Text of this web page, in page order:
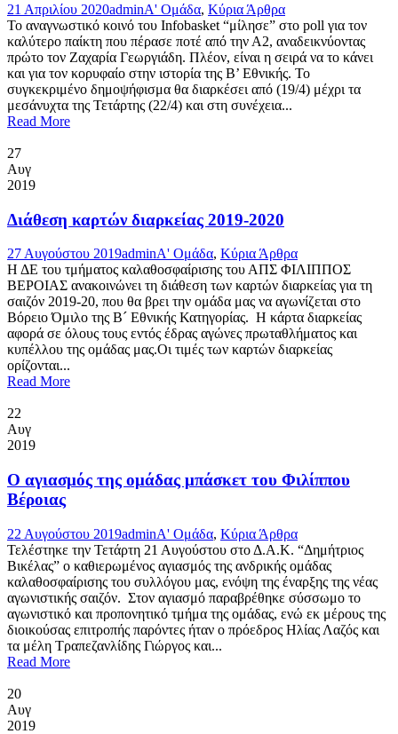
21 Απριλίου 2020adminΑ' Ομάδα, Κύρια Άρθρα
Το αναγνωστικό κοινό του Infobasket “μίλησε” στο poll για τον
καλύτερο παίκτη που πέρασε ποτέ από την Α2, αναδεικνύοντας
πρώτο τον Ζαχαρία Γεωργιάδη. Πλέον, είναι η σειρά να το κάνει
και για τον κορυφαίο στην ιστορία της Β’ Εθνικής. To
συγκεκριμένο δημοψήφισμα θα διαρκέσει από (19/4) μέχρι τα
μεσάνυχτα της Τετάρτης (22/4) και στη συνέχεια...
Read More
27
Αυγ
2019
Διάθεση καρτών διαρκείας 2019-2020
27 Αυγούστου 2019adminΑ' Ομάδα, Κύρια Άρθρα
Η ΔΕ του τμήματος καλαθοσφαίρισης του ΑΠΣ ΦΙΛΙΠΠΟΣ
ΒΕΡΟΙΑΣ ανακοινώνει τη διάθεση των καρτών διαρκείας για τη
σαιζόν 2019-20, που θα βρει την ομάδα μας να αγωνίζεται στο
Βόρειο Όμιλο της Β´ Εθνικής Κατηγορίας. Η κάρτα διαρκείας
αφορά σε όλους τους εντός έδρας αγώνες πρωταθλήματος και
κυπέλλου της ομάδας μας.Οι τιμές των καρτών διαρκείας
ορίζονται...
Read More
22
Αυγ
2019
Ο αγιασμός της ομάδας μπάσκετ του Φιλίππου
Βέροιας
22 Αυγούστου 2019adminΑ' Ομάδα, Κύρια Άρθρα
Τελέστηκε την Τετάρτη 21 Αυγούστου στο Δ.Α.Κ. “Δημήτριος
Βικέλας” ο καθιερωμένος αγιασμός της ανδρικής ομάδας
καλαθοσφαίρισης του συλλόγου μας, ενόψη της έναρξης της νέας
αγωνιστικής σαιζόν. Στον αγιασμό παραβρέθηκε σύσσωμο το
αγωνιστικό και προπονητικό τμήμα της ομάδας, ενώ εκ μέρους της
διοικούσας επιτροπής παρόντες ήταν ο πρόεδρος Ηλίας Λαζός και
τα μέλη Τραπεζανλίδης Γιώργος και...
Read More
20
Αυγ
2019